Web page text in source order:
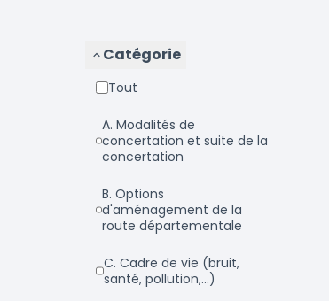
Catégorie
Tout
a. Modalités de
concertation et suite de la
concertation
b. Options
d'aménagement de la
route départementale
c. Cadre de vie (bruit,
santé, pollution,...)